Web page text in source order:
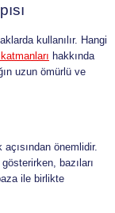
kullanılır. Hangi
hakkında
uzun ömürlü ve
önemlidir.
bazıları
ile birlikte